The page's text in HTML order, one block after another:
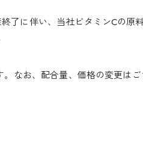
了に伴い、当社ビタミンCの原
なお、配合量、価格の変更はご